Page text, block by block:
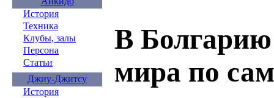
История
Техника
Клубы, залы
Персона
Статьи
Джиу-Джитсу
История
В
мира по